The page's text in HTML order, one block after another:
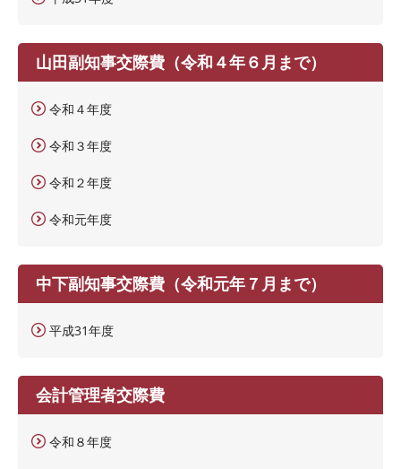
山田副知事交際費（令和４年６月まで）
令和４年度
令和３年度
令和２年度
令和元年度
中下副知事交際費（令和元年７月まで）
平成31年度
会計管理者交際費
令和８年度